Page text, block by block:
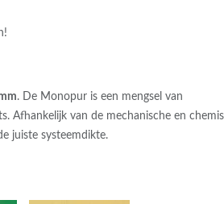
. De Monopur is een mengsel van
Afhankelijk van de mechanische en
juiste systeemdikte.